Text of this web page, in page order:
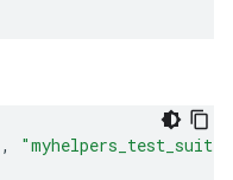
, "myhelpers_test_suite"